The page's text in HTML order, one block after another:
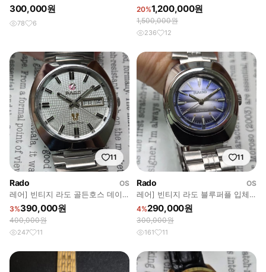
시계
300,000원
78 6
20%1,200,000원
1,500,000원
236 12
11
Rado
OS
레어] 빈티지 라도 골든호스 데이
데이트 희귀 거미줄판 브레이슬릿
ver.
3%390,000원
400,000원
247 11
11
Rado
OS
레어] 빈티지 라도 블루퍼플 입체
판 잉카블록 수동 메커니컬 여성용
4%290,000원
300,000원
161 11